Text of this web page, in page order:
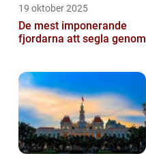
19 oktober 2025
De mest imponerande
fjordarna att segla genom